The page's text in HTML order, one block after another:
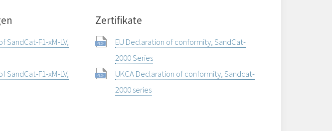
SandCat-F1-xM-LV,
SandCat-F1-xM-LV,
Zertifikate
EU Declaration of conformity, SandCat-
2000 Series
UKCA Declaration of conformity, Sandcat-
2000 series